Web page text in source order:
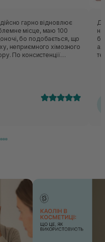
гарно відновлює
місце, маю 100
бо подобається, що
По консистенції
Баночка прям зовсім
Тому вистачить
лікті та коліна,